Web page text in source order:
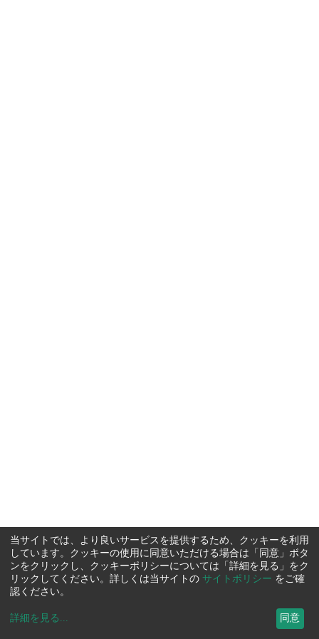
当サイトでは、より良いサービスを提供するため、クッキーを利用
しています。クッキーの使用に同意いただける場合は「同意」ボタ
ンをクリックし、クッキーポリシーについては「詳細を見る」をク
リックしてください。詳しくは当サイトの サイトポリシー をご確
認ください。
詳細を見る ... 同意